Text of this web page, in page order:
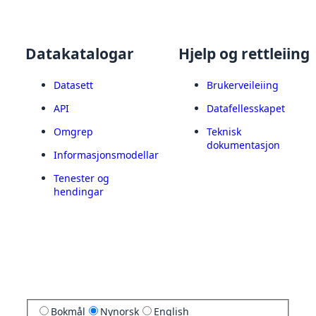
Datakatalogar
Datasett
API
Omgrep
Informasjonsmodellar
Tenester og
hendingar
Hjelp og rettleiing
Brukerveileiing
Datafellesskapet
Teknisk
dokumentasjon
Bokmål Nynorsk English